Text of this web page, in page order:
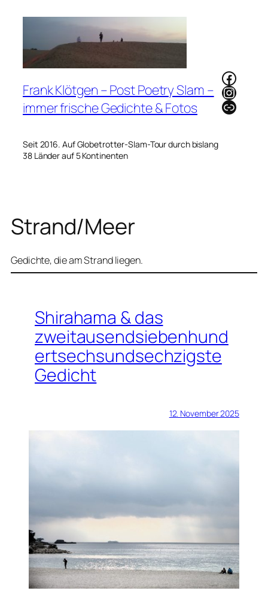
Frank Klötgen – Post Poetry Slam –
immer frische Gedichte & Fotos
Seit 2016. Auf Globetrotter-Slam-Tour durch bislang
38 Länder auf 5 Kontinenten
Link
Strand/Meer
Gedichte, die am Strand liegen.
Shirahama & das
zweitausendsiebenhund
ertsechsundsechzigste
Gedicht
12. November 2025